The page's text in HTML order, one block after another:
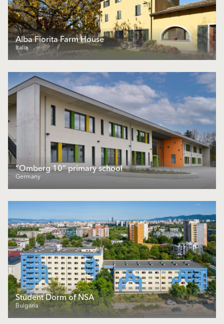
Alba Fiorita Farm House
Italia
“Omberg 10“ primary school
Germany
Student Dorm of NSA
Bulgaria